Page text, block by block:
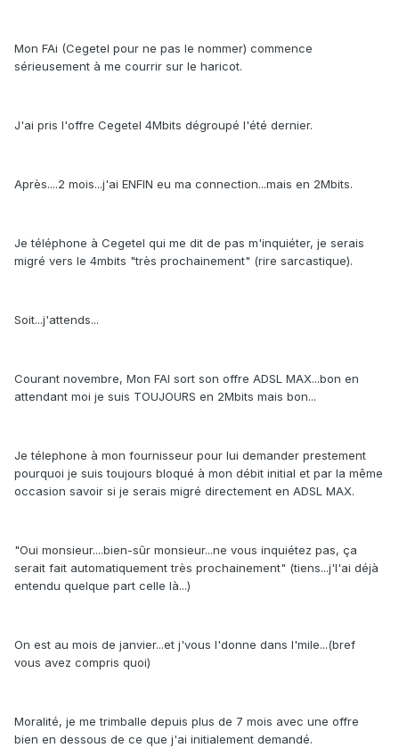
Mon FAi (Cegetel pour ne pas le nommer) commence
sérieusement à me courrir sur le haricot.
J'ai pris l'offre Cegetel 4Mbits dégroupé l'été dernier.
Après....2 mois...j'ai ENFIN eu ma connection...mais en 2Mbits.
Je téléphone à Cegetel qui me dit de pas m'inquiéter, je serais
migré vers le 4mbits "très prochainement" (rire sarcastique).
Soit...j'attends...
Courant novembre, Mon FAI sort son offre ADSL MAX...bon en
attendant moi je suis TOUJOURS en 2Mbits mais bon...
Je télephone à mon fournisseur pour lui demander prestement
pourquoi je suis toujours bloqué à mon débit initial et par la même
occasion savoir si je serais migré directement en ADSL MAX.
"Oui monsieur....bien-sûr monsieur...ne vous inquiétez pas, ça
serait fait automatiquement très prochainement" (tiens...j'l'ai déjà
entendu quelque part celle là...)
On est au mois de janvier...et j'vous l'donne dans l'mile...(bref
vous avez compris quoi)
Moralité, je me trimballe depuis plus de 7 mois avec une offre
bien en dessous de ce que j'ai initialement demandé.